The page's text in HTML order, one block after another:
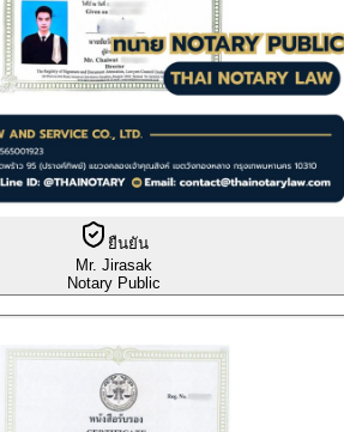
ยืนยัน
Mr. Jirasak
Notary Public